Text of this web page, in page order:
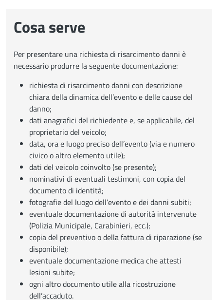
Cosa serve
Per presentare una richiesta di risarcimento danni è
necessario produrre la seguente documentazione:
richiesta di risarcimento danni con descrizione
chiara della dinamica dell’evento e delle cause del
danno;
dati anagrafici del richiedente e, se applicabile, del
proprietario del veicolo;
data, ora e luogo preciso dell’evento (via e numero
civico o altro elemento utile);
dati del veicolo coinvolto (se presente);
nominativi di eventuali testimoni, con copia del
documento di identità;
fotografie del luogo dell’evento e dei danni subiti;
eventuale documentazione di autorità intervenute
(Polizia Municipale, Carabinieri, ecc.);
copia del preventivo o della fattura di riparazione (se
disponibile);
eventuale documentazione medica che attesti
lesioni subite;
ogni altro documento utile alla ricostruzione
dell’accaduto.